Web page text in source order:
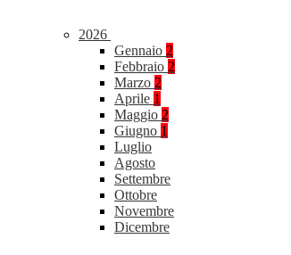
2026
Gennaio 2
Febbraio 2
Marzo 2
Aprile 1
Maggio 2
Giugno 1
Luglio
Agosto
Settembre
Ottobre
Novembre
Dicembre